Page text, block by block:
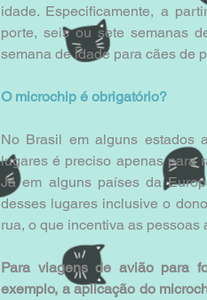
idade. Especificamente, a
porte, seis ou sete semanas
semana de idade para cães de
O microchip é obrigatório?
No Brasil em alguns estados
lugares é preciso apenas para
Já em alguns países da
desses lugares inclusive o
rua, o que incentiva as
Para viagens de avião para
exemplo, a aplicação do